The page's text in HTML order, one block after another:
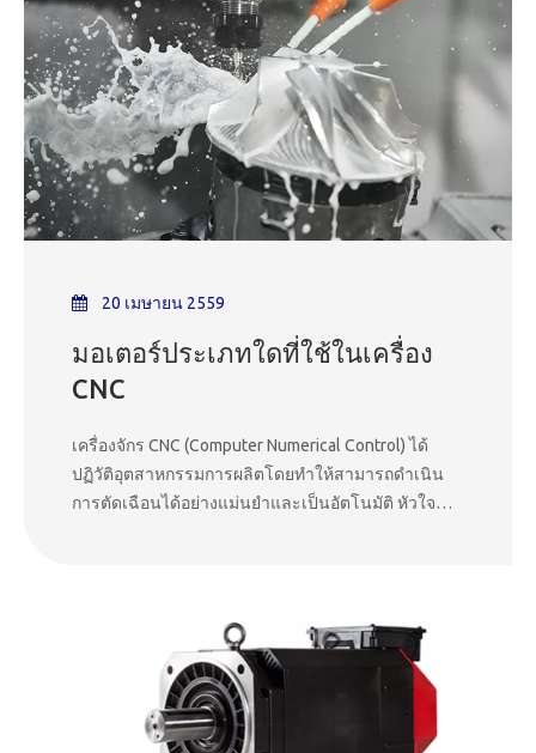
20 เมษายน 2559
มอเตอร์ประเภทใดที่ใช้ในเครื่อง
CNC
เครื่องจักร CNC (Computer Numerical Control) ได้
ปฏิวัติอุตสาหกรรมการผลิตโดยทำให้สามารถดำเนิน
การตัดเฉือนได้อย่างแม่นยำและเป็นอัตโนมัติ หัวใจ
ใช้ในเครื่องจักร CNC ถือเป็นสิ่งสำคัญสำหรับผู้ค้นหาที่
ต้องการเพิ่มพูนความรู้และผู้มีโอกาสเป็นผู้ซื้อในการ
ตัดสินใจอย่างมีข้อมูลเกี่ยวกับเครื่องจักรที่จะลงทุน ใน
โพสต์บนบล็อกนี้ เราจะสำรวจประเภทมอเตอร์ที่พบบ่อย